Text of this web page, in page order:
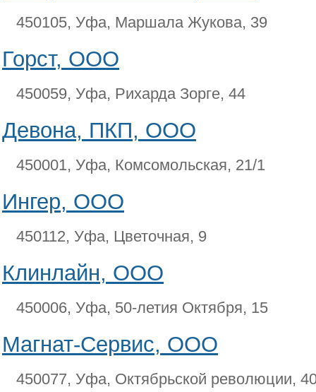
450105, Уфа, Маршала Жукова, 39
Горст, ООО
450059, Уфа, Рихарда Зорге, 44
Девона, ПКП, ООО
450001, Уфа, Комсомольская, 21/1
Ингер, ООО
450112, Уфа, Цветочная, 9
Клинлайн, ООО
450006, Уфа, 50-летия Октября, 15
Магнат-Сервис, ООО
450077, Уфа, Октябрьской революции,